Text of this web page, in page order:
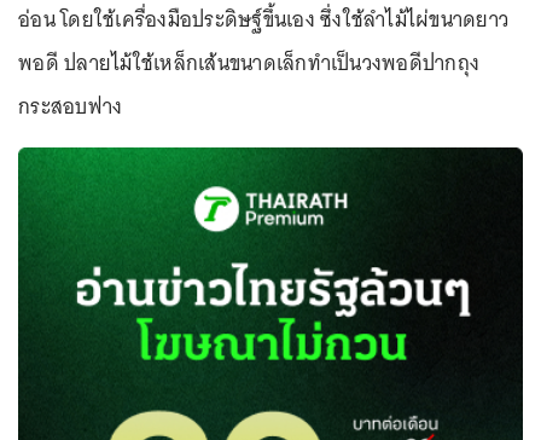
อ่อน โดยใช้เครื่องมือประดิษฐ์ขึ้นเอง ซึ่งใช้ลำไม้ไผ่ขนาดยาว
พอดี ปลายไม้ใช้เหล็กเส้นขนาดเล็กทำเป็นวงพอดีปากถุง
กระสอบฟาง